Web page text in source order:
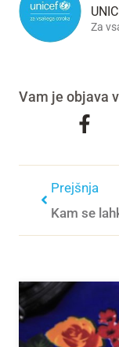
Za
Vam je objava
Prejšnja